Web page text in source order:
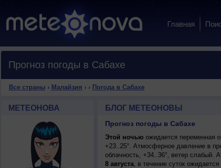
Главная
Прогноз погоды в Сабахе
Все страны › Малайзия › › Погода в Сабахе
МЕТЕОНОВА БЛОГ МЕТЕОНОВЫ
Прогноз погоды в Сабахе
Этой ночьюожидается переменная
+23..25°. Атмосферное давление в
облачность, +34..36°, ветер
8 августа, в течение суток